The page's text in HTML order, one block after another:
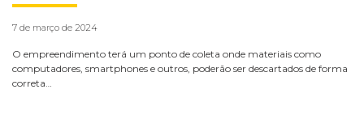
7 de março de 2024
O empreendimento terá um ponto de coleta onde materiais como
computadores, smartphones e outros, poderão ser descartados de forma
correta…